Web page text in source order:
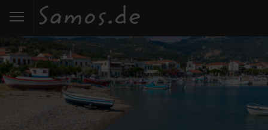
Start
Entdecken
Essen